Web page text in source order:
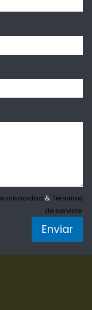
privacidad & Términos
de servicio.
Enviar